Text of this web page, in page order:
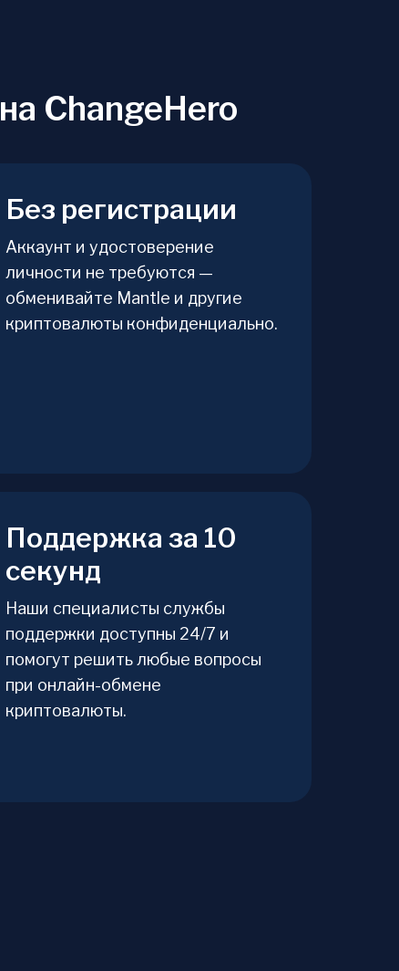
ChangeHero
Без регистрации
Аккаунт и удостоверение
личности не требуются —
обменивайте Mantle и другие
криптовалюты конфиденциально.
Поддержка за 10
секунд
Наши специалисты службы
поддержки доступны 24/7 и
помогут решить любые вопросы
при онлайн-обмене
криптовалюты.